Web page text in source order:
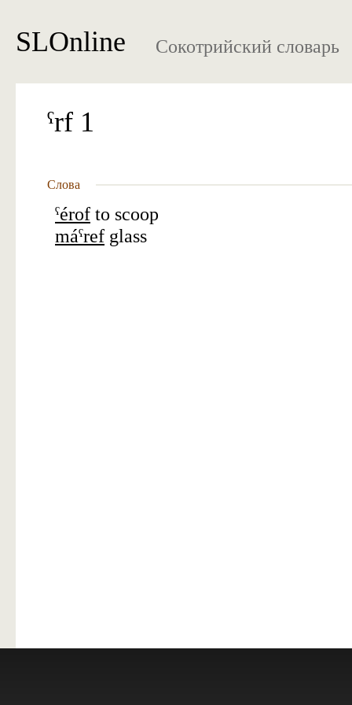
SLOnline Сокотрийский словарь
ˁrf 1
Слова
ˁérof to scoop
máˁref glass